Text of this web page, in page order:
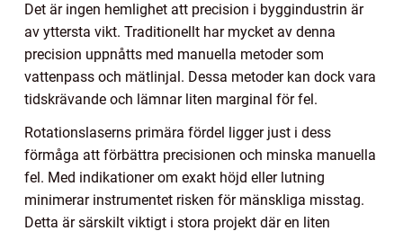
Det är ingen hemlighet att precision i byggindustrin är
av yttersta vikt. Traditionellt har mycket av denna
precision uppnåtts med manuella metoder som
vattenpass och mätlinjal. Dessa metoder kan dock vara
tidskrävande och lämnar liten marginal för fel.
Rotationslaserns primära fördel ligger just i dess
förmåga att förbättra precisionen och minska manuella
fel. Med indikationer om exakt höjd eller lutning
minimerar instrumentet risken för mänskliga misstag.
Detta är särskilt viktigt i stora projekt där en liten